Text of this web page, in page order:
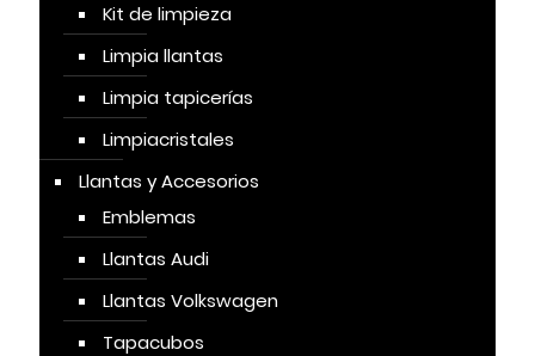
Kit de limpieza
Limpia llantas
Limpia tapicerías
Limpiacristales
Llantas y Accesorios
Emblemas
Llantas Audi
Llantas Volkswagen
Tapacubos